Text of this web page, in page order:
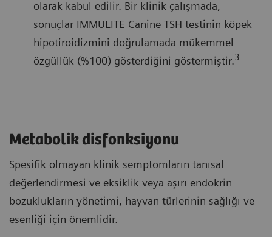
olarak kabul edilir. Bir klinik çalışmada,
sonuçlar IMMULITE Canine TSH testinin köpek
hipotiroidizmini doğrulamada mükemmel
özgüllük (%100) gösterdiğini göstermiştir.3
Metabolik disfonksiyonu
Spesifik olmayan klinik semptomların tanısal
değerlendirmesi ve eksiklik veya aşırı endokrin
bozuklukların yönetimi, hayvan türlerinin sağlığı ve
esenliği için önemlidir.